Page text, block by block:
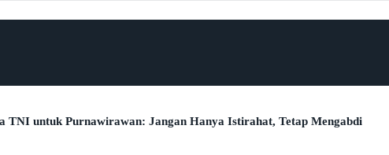
TNI untuk Purnawirawan: Jangan Hanya Istirahat, Tetap Mengabdi